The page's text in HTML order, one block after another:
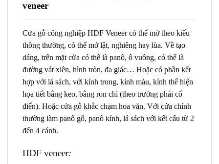
veneer
Cửa gỗ công nghiệp HDF Veneer có thể mở theo kiểu
thông thường, có thể mở lật, nghiêng hay lùa. Về tạo
dáng, trên mặt cửa có thể là panô, ô vuông, có thể là
đường vát xiên, hình tròn, đa giác… Hoặc có phần kết
hợp với lá sách, với kính trong, kính màu, kính thể hiện
họa tiết bằng keo, bằng ron chì (theo trường phái cổ
điển). Hoặc cửa gỗ khắc chạm hoa văn. Với cửa chính
thường làm panô gỗ, panô kính, lá sách với kết cấu từ 2
đến 4 cánh.
HDF veneer: